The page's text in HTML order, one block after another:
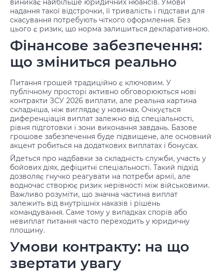
виникає найбільше юридичних нюансів. Умови
надання такої відстрочки, її тривалість і підстави для
скасування потребують чіткого оформлення. Без
цього є ризик, що норма залишиться декларативною.
Фінансове забезпечення:
що зміниться реально
Питання грошей традиційно є ключовим. У
публічному просторі активно обговорюються нові
контракти ЗСУ 2026 виплати, але реальна картина
складніша, ніж виглядає у новинах. Очікується
диференціація виплат залежно від спеціальності,
рівня підготовки і зони виконання завдань. Базове
грошове забезпечення буде підвищене, але основний
акцент робиться на додаткових виплатах і бонусах.
Йдеться про надбавки за складність служби, участь у
бойових діях, дефіцитні спеціальності. Такий підхід
дозволяє гнучко реагувати на потреби армії, але
водночас створює ризик нерівності між військовими.
Важливо розуміти, що значна частина виплат
залежить від внутрішніх наказів і рішень
командування. Саме тому у випадках спорів або
невиплат питання часто переходить у юридичну
площину.
Умови контракту: на що
звертати увагу